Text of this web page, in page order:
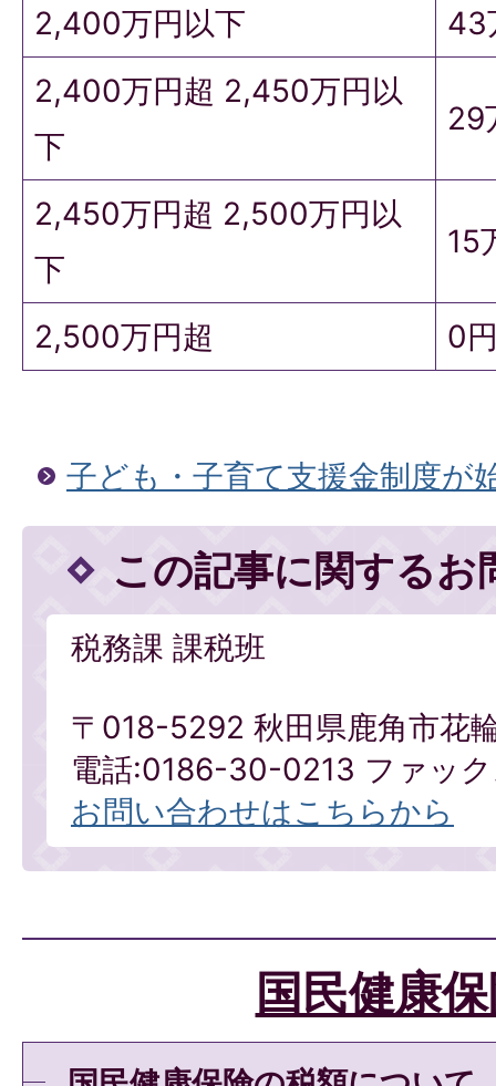
2,400万円以下
43
2,400万円超 2,450万円以
下
29
2,450万円超 2,500万円以
下
15
2,500万円超 0
子ども・子育て支援金制度が
この記事に関するお
税務課 課税班
〒018-5292 秋田県鹿角市花
電話:0186-30-0213 ファッ
お問い合わせはこちらから
国民健康